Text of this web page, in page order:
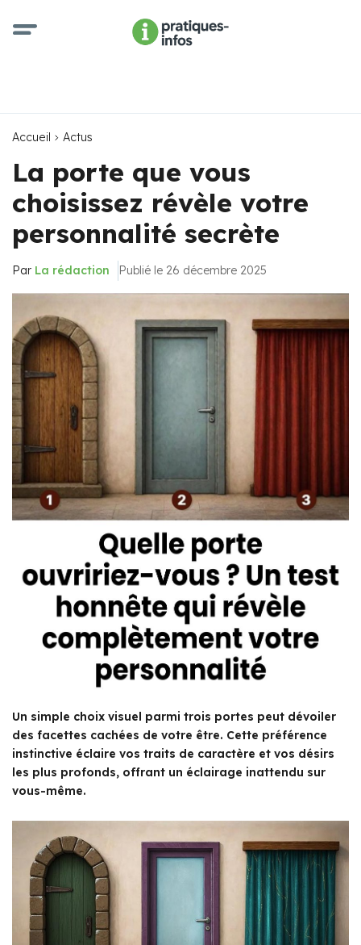
Accueil Actus
La porte que vous
choisissez révèle votre
personnalité secrète
Par La rédaction Publié le 26 décembre 2025
Un simple choix visuel parmi trois portes peut dévoiler
des facettes cachées de votre être. Cette préférence
instinctive éclaire vos traits de caractère et vos désirs
les plus profonds, offrant un éclairage inattendu sur
vous-même.